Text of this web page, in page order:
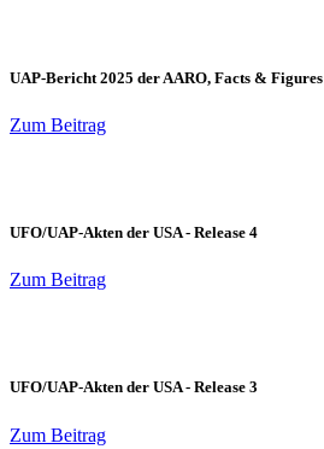
UAP-Bericht 2025 der AARO, Facts & Figures
Zum Beitrag
UFO/UAP-Akten der USA - Release 4
Zum Beitrag
UFO/UAP-Akten der USA - Release 3
Zum Beitrag